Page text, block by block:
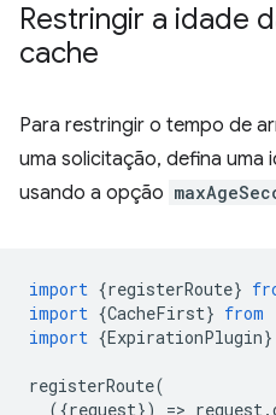
Restringir a idade
cache
Para restringir o tempo de
uma solicitação, defina uma
usando a opção
import {registerRoute}
import {CacheFirst} from
import {ExpirationPlugin}
registerRoute(
({request}) => request.